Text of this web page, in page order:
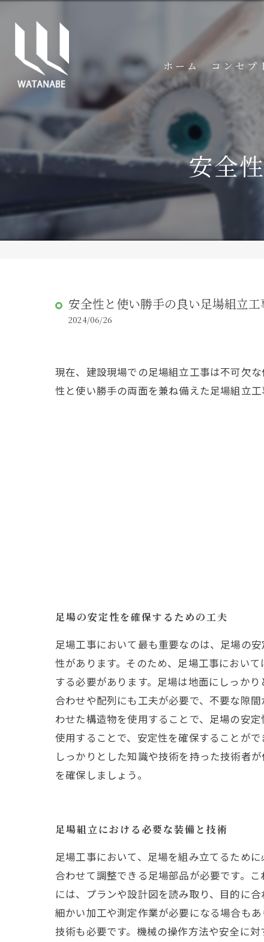
ホーム コンセプ
安全
安全性と使い勝手の良い足場組立工
2024/06/26
現在、建設現場での足場組立工事は不可欠
性と使い勝手の両面を兼ね備えた足場組立
足場の安定性を確保するための工夫
足場工事において最も重要なのは、足場の
性があります。そのため、足場工事におい
する必要があります。足場は地面にしっか
合わせや配列にも工夫が必要で、不要な隙
わせた構造物を使用することで、足場の安
使用することで、安定性を確保することが
しっかりとした知識や技術を持った技術者
を確保しましょう。
足場組立における必要な装備と技術
足場工事において、足場を組み立てるため
合わせて調整できる足場部品が必要です。
には、プランや設計図を読み取り、目的に
細かい加工や測定作業が必要になる場合も
技術も必要です。機械の操作方法や安全に